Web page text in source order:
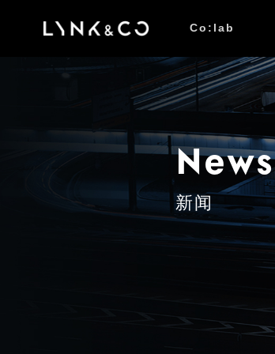
Co:lab
News
新闻